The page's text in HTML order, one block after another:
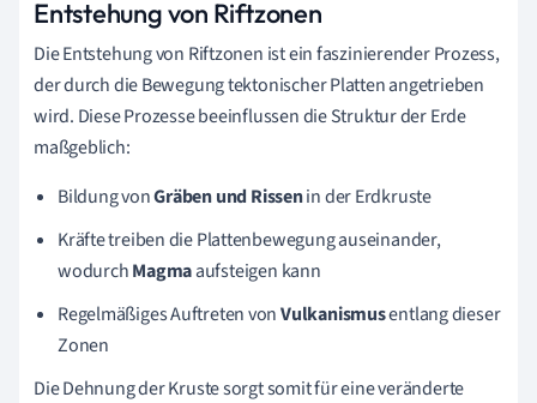
Entstehung von Riftzonen
Die Entstehung von Riftzonen ist ein faszinierender Prozess,
der durch die Bewegung tektonischer Platten angetrieben
wird. Diese Prozesse beeinflussen die Struktur der Erde
maßgeblich:
Bildung vonGräben und Rissenin der Erdkruste
Kräfte treiben die Plattenbewegung auseinander,
wodurchMagmaaufsteigen kann
Regelmäßiges Auftreten vonVulkanismusentlang dieser
Zonen
Die Dehnung der Kruste sorgt somit für eine veränderte